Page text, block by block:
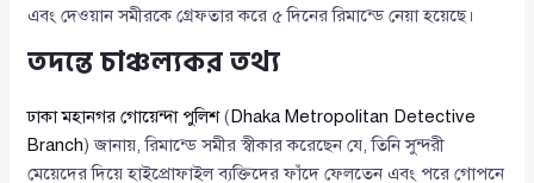
এবং দেওয়ান সমীরকে গ্রেফতার করে ৫ দিনের রিমান্ডে নেয়া হয়েছে।
তদন্তে চাঞ্চল্যকর তথ্য
ঢাকা মহানগর গোয়েন্দা পুলিশ(Dhaka Metropolitan Detective
Branch) জানায়, রিমান্ডে সমীর স্বীকার করেছেন যে, তিনি সুন্দরী
মেয়েদের দিয়ে হাইপ্রোফাইল ব্যক্তিদের ফাঁদে ফেলতেন এবং পরে গোপনে